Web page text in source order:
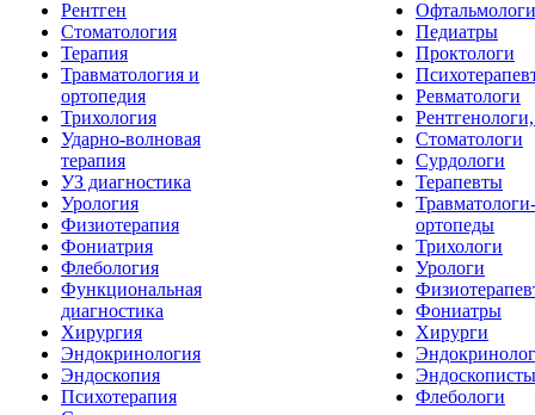
Рентген
Стоматология
Терапия
Травматология и
ортопедия
Трихология
Ударно-волновая
терапия
УЗ диагностика
Урология
Физиотерапия
Фониатрия
Флебология
Функциональная
диагностика
Хирургия
Эндокринология
Эндоскопия
Психотерапия
Офтальмологи
Педиатры
Проктологи
Ревматологи
Стоматологи
Сурдологи
Терапевты
Травматологи-
ортопеды
Трихологи
Урологи
Фониатры
Хирурги
Эндоскописты
Флебологи